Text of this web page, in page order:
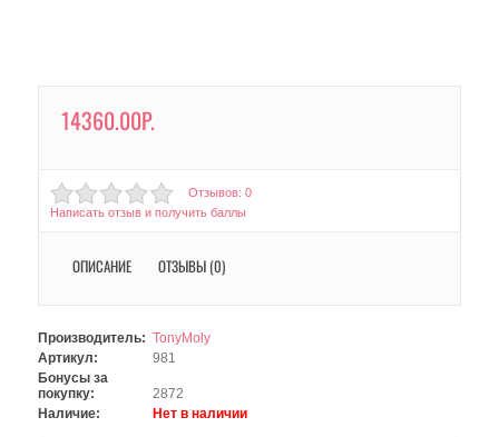
14360.00Р.
Отзывов: 0
Написать отзыв и получить баллы
ОПИСАНИЕ ОТЗЫВЫ (0)
Производитель: TonyMoly
Артикул:
981
Бонусы за
покупку:
2872
Наличие:
Нет в наличии